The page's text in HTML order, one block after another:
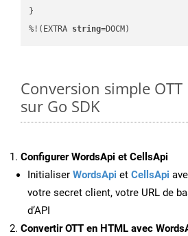
}
%!(EXTRA string=DOCM)
Conversion simple OTT
sur Go SDK
Configurer WordsApi et CellsApi
Initialiser WordsApi et CellsApi
votre secret client, votre URL de
d’API
Convertir OTT en HTML avec